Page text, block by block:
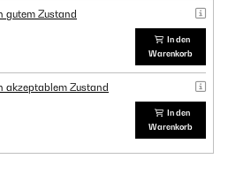
gutem Zustand
In den
Warenkorb
akzeptablem Zustand
In den
Warenkorb